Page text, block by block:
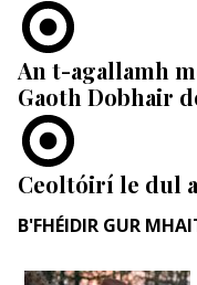
An t-agallamh
Gaoth Dobhair
Ceoltóirí le dul
B'FHÉIDIR GUR